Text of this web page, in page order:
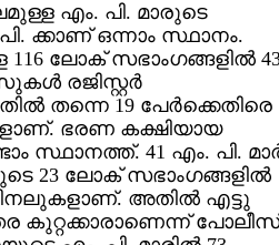
എം. പി. മാരുടെ
ക്കാണ്‌ ഒന്നാം സ്ഥാനം.
ലോക്‌ സഭാംഗങ്ങളില്‍
രജിസ്റ്റര്‍
തന്നെ 19 പേര്‍ക്കെതിരെ
ഭരണ കക്ഷിയായ
സ്ഥാനത്ത്‌. 41 എം. പി.
23 ലോക്‌ സഭാംഗങ്ങളില്‍
അതില്‍ എട്ടു
കുറ്റക്കാരാണെന്ന്‌ പോലീസ്‌